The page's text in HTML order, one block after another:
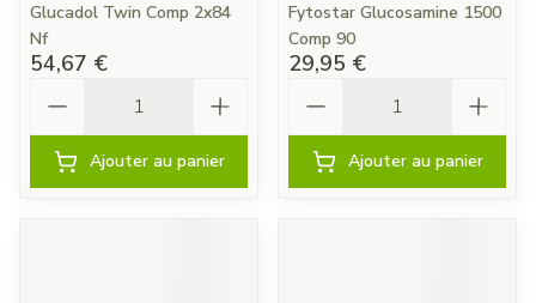
Glucadol Twin Comp 2x84
Nf
54,67 €
Ajouter au panier
Fytostar Glucosamine 1500
Comp 90
29,95 €
Ajouter au panier